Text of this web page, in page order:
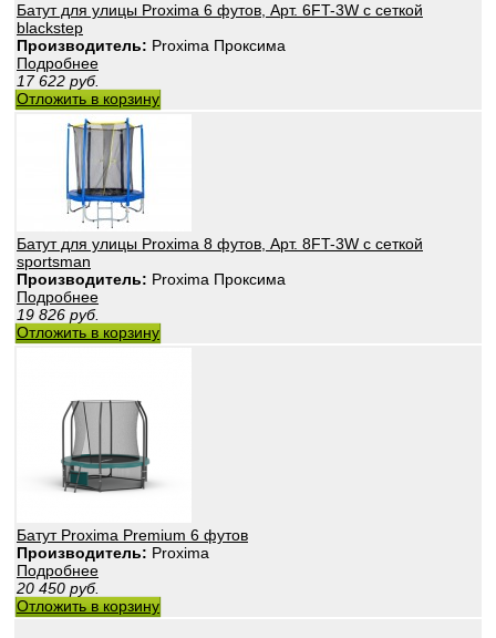
Батут для улицы Proxima 6 футов, Арт. 6FT-3W с сеткой
blackstep
Производитель: Proxima Проксима
Подробнее
17 622 руб.
Отложить в корзину
Батут для улицы Proxima 8 футов, Арт. 8FT-3W с сеткой
sportsman
Производитель: Proxima Проксима
Подробнее
19 826 руб.
Отложить в корзину
Батут Proxima Premium 6 футов
Производитель: Proxima
Подробнее
20 450 руб.
Отложить в корзину